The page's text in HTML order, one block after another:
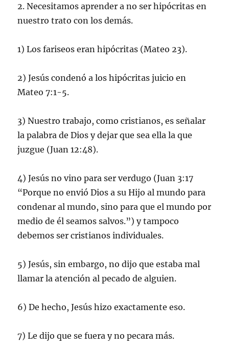
2. Necesitamos aprender a no ser hipócritas en
nuestro trato con los demás.
1) Los fariseos eran hipócritas (Mateo 23).
2) Jesús condenó a los hipócritas juicio en
Mateo 7:1-5.
3) Nuestro trabajo, como cristianos, es señalar
la palabra de Dios y dejar que sea ella la que
juzgue (Juan 12:48).
4) Jesús no vino para ser verdugo (Juan 3:17
“Porque no envió Dios a su Hijo al mundo para
condenar al mundo, sino para que el mundo por
medio de él seamos salvos.”) y tampoco
debemos ser cristianos individuales.
5) Jesús, sin embargo, no dijo que estaba mal
llamar la atención al pecado de alguien.
6) De hecho, Jesús hizo exactamente eso.
7) Le dijo que se fuera y no pecara más.